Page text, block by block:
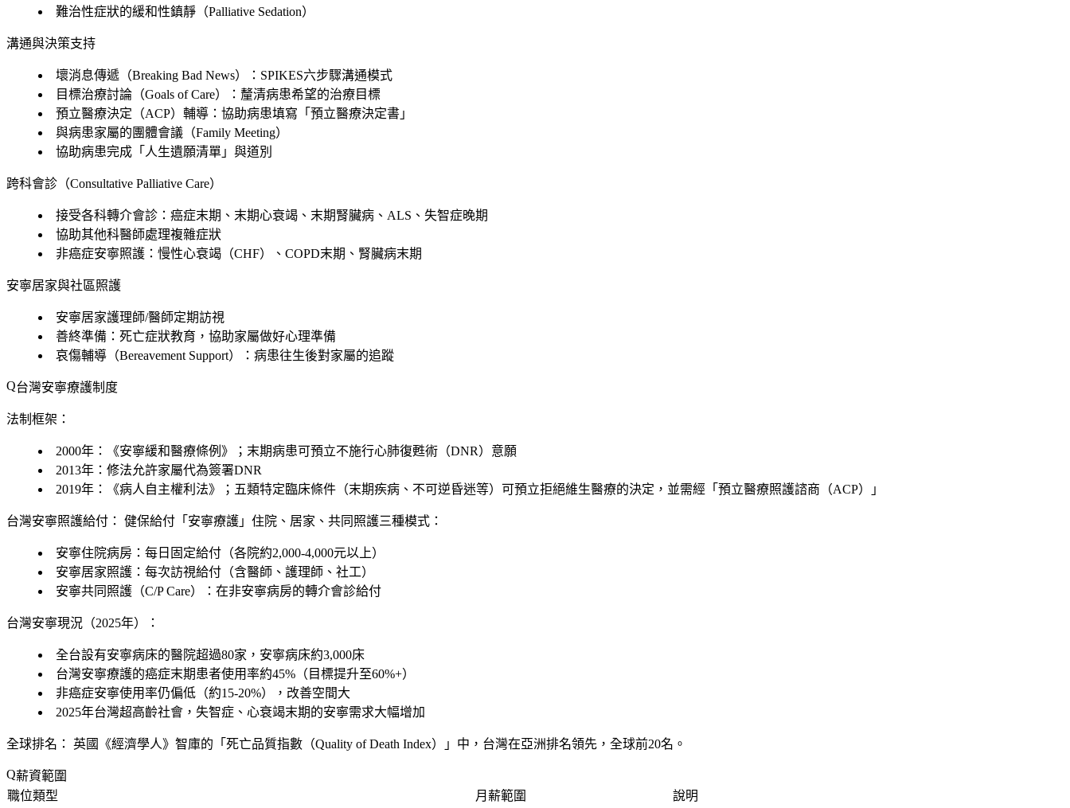
難治性症狀的緩和性鎮靜（Palliative Sedation）
溝通與決策支持
壞消息傳遞（Breaking Bad News）：SPIKES六步驟溝通模式
目標治療討論（Goals of Care）：釐清病患希望的治療目標
預立醫療決定（ACP）輔導：協助病患填寫「預立醫療決定書」
與病患家屬的團體會議（Family Meeting）
協助病患完成「人生遺願清單」與道別
跨科會診（Consultative Palliative Care）
接受各科轉介會診：癌症末期、末期心衰竭、末期腎臟病、ALS、失智症晚期
協助其他科醫師處理複雜症狀
非癌症安寧照護：慢性心衰竭（CHF）、COPD末期、腎臟病末期
安寧居家與社區照護
安寧居家護理師/醫師定期訪視
善終準備：死亡症狀教育，協助家屬做好心理準備
哀傷輔導（Bereavement Support）：病患往生後對家屬的追蹤
台灣安寧療護制度
法制框架：
2000年：《安寧緩和醫療條例》；末期病患可預立不施行心肺復甦術（DNR）意願
2013年：修法允許家屬代為簽署DNR
2019年：《病人自主權利法》；五類特定臨床條件（末期疾病、不可逆昏迷等）可預立拒絕維生醫療的決定，並需經「預立醫療照護諮商（ACP）」
台灣安寧照護給付： 健保給付「安寧療護」住院、居家、共同照護三種模式：
安寧住院病房：每日固定給付（各院約2,000-4,000元以上）
安寧居家照護：每次訪視給付（含醫師、護理師、社工）
安寧共同照護（C/P Care）：在非安寧病房的轉介會診給付
台灣安寧現況（2025年）：
全台設有安寧病床的醫院超過80家，安寧病床約3,000床
台灣安寧療護的癌症末期患者使用率約45%（目標提升至60%+）
非癌症安寧使用率仍偏低（約15-20%），改善空間大
2025年台灣超高齡社會，失智症、心衰竭末期的安寧需求大幅增加
全球排名： 英國《經濟學人》智庫的「死亡品質指數（Quality of Death Index）」中，台灣在亞洲排名領先，全球前20名。
薪資範圍
職位類型
月薪範圍
說明